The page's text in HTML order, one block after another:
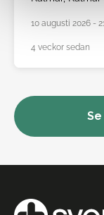
10 augusti 2026 -
4 veckor sedan